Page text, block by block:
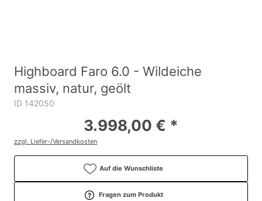
Highboard Faro 6.0 - Wildeiche
massiv, natur, geölt
ID 142050
3.998,00 € *
zzgl. Liefer-/Versandkosten
Auf die Wunschliste
Fragen zum Produkt